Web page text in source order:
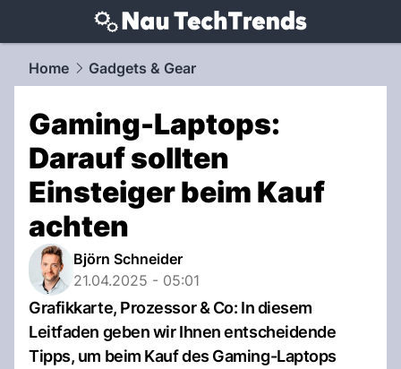
techtrends.NAU.ch
Home Gadgets & Gear
Gaming-Laptops:
Darauf sollten
Einsteiger beim Kauf
achten
Björn Schneider
21.04.2025 - 05:01
Grafikkarte, Prozessor & Co: In diesem
Leitfaden geben wir Ihnen entscheidende
Tipps, um beim Kauf des Gaming-Laptops